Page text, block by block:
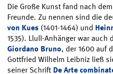
Die Große Kunst fand nach
Freunde. Zu nennen sind die
von Kues (1401-1464) und
1535). Llull-Anhänger war auch
Giordano Bruno, der 1600 auf
Gottfried Wilhelm Leibniz ließ
seiner Schrift De Arte